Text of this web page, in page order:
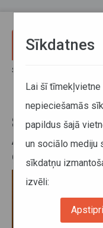
Sākums
8.janvārī
grafikā
Sīkdatnes
Lai šī
nepieciešamās
papildus šajā
un sociālo mediju
sīkdatņu
izvēli: